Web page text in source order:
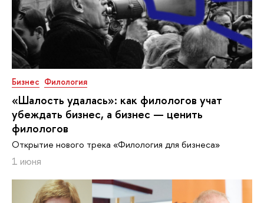
Бизнес Филология
«Шалость удалась»: как филологов учат
убеждать бизнес, а бизнес — ценить
филологов
Открытие нового трека «Филология для бизнеса»
1 июня